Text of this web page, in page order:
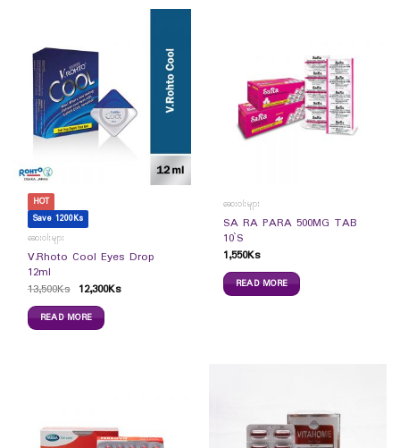
HOT
Save 1200Ks
ဆေးဝါးများ
V.Rhoto Cool Eyes Drop
12ml
13,500Ks 12,300Ks
READ MORE
ဆေးဝါးများ
SA RA PARA 500MG TAB
10`S
1,550Ks
READ MORE